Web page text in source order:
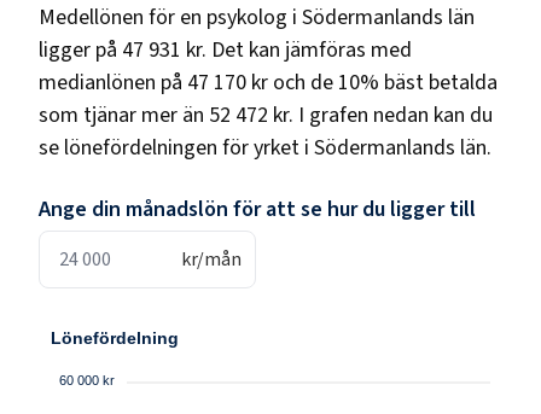
Medellönen för en psykolog i Södermanlands län
ligger på 47 931 kr. Det kan jämföras med
medianlönen på 47 170 kr och de 10% bäst betalda
som tjänar mer än 52 472 kr. I grafen nedan kan du
se lönefördelningen för yrket i Södermanlands län.
Ange din månadslön för att se hur du ligger till
kr/mån
Lönefördelning
60 000 kr